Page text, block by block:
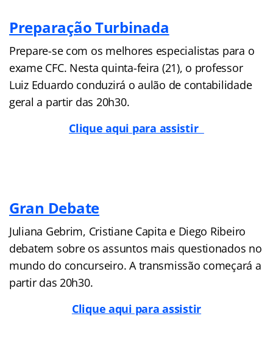
Preparação Turbinada
Prepare-se com os melhores especialistas para o
exame CFC. Nesta quinta-feira (21), o professor
Luiz Eduardo conduzirá o aulão de contabilidade
geral a partir das 20h30.
Clique aqui para assistir
Gran Debate
Juliana Gebrim, Cristiane Capita e Diego Ribeiro
debatem sobre os assuntos mais questionados no
mundo do concurseiro. A transmissão começará a
partir das 20h30.
Clique aqui para assistir